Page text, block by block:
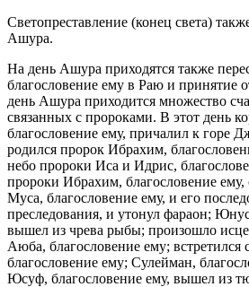
Светопреставление (конец света)
Ашура.
На день Ашура приходятся также
благословение ему в Раю и принятие
день Ашура приходится множество
связанных с пророками. В этот день
благословение ему, причалил к горе
родился пророк Ибрахим,
небо пророки Иса и Идрис,
пророки Ибрахим, благословение ему,
Муса, благословение ему, и его
преследования, и утонул фараон;
вышел из чрева рыбы; произошло
Аюба, благословение ему;
благословение ему; Сулейман,
Юсуф, благословение ему, вышел из